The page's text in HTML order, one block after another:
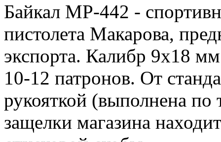
Байкал МР-442 -
пистолета Макарова,
экспорта. Калибр 9х18
10-12 патронов. От
рукояткой (выполнена
защелки магазина